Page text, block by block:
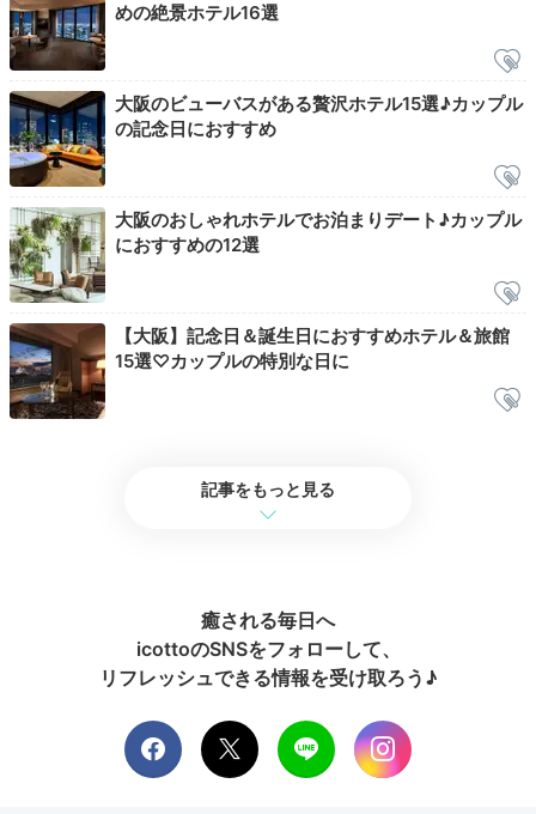
朝は「レヨン」で「奇跡の朝食」と名付けられた自慢の
朝食コース
みの卵料理、幻のベーコンともいわれる農家のベーコ
ン、オーガニックの蜂蜜やグラノーラなどで、非日常感
が溢れる朝を。
Check-out
12:00 ホテルを出発
おしゃれ空間を堪能して
チェックアウト
朝のバスタイムのイメージ
12時チェックアウト
なので、朝食の余韻に浸りながら
おしゃれ空間を満喫しましょう。お部屋に戻ってもう一
度バスタイムにしたり、バルコニーからの景色を眺めた
めの絶景ホテル16選
大阪のビューバスがある贅沢ホテル15選♪カップル
の記念日におすすめ
大阪のおしゃれホテルでお泊まりデート♪カップル
におすすめの12選
【大阪】記念日＆誕生日におすすめホテル＆旅館
15選♡カップルの特別な日に
記事をもっと見る
癒される毎日へ
icottoのSNSをフォローして、
リフレッシュできる情報を受け取ろう♪